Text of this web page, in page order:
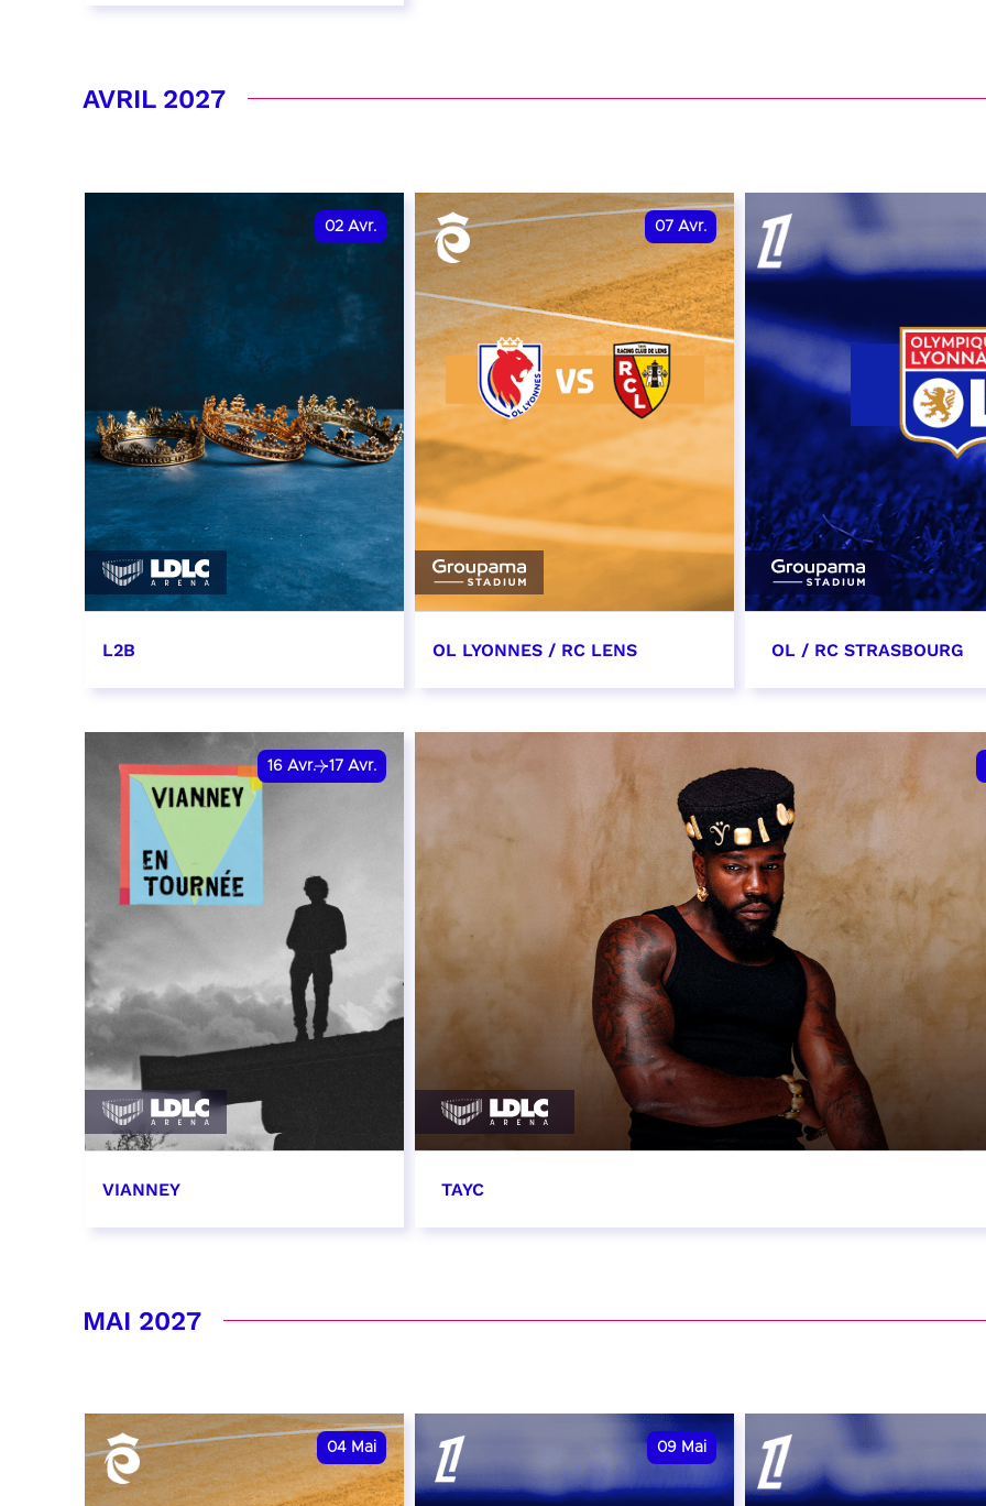
AVRIL 2027
02 Avr.
L2B
07 Avr.
OL LYONNES / RC LENS OL / RC STRASBOURG
RÉSERVER
16 Avr. 17 Avr.
VIANNEY TAYC
MAI 2027
04 Mai 09 Mai